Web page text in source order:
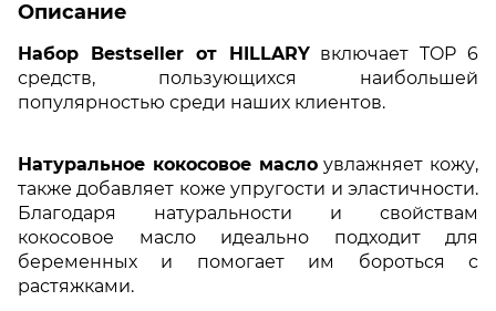
Описание
Набор Bestseller от HILLARYвключает TOP 6
средств, пользующихся наибольшей
популярностью среди наших клиентов.
Натуральное кокосовое маслоувлажняет кожу,
также добавляет коже упругости и эластичности.
Благодаря натуральности и свойствам
кокосовое масло идеально подходит для
беременных и помогает им бороться с
растяжками.